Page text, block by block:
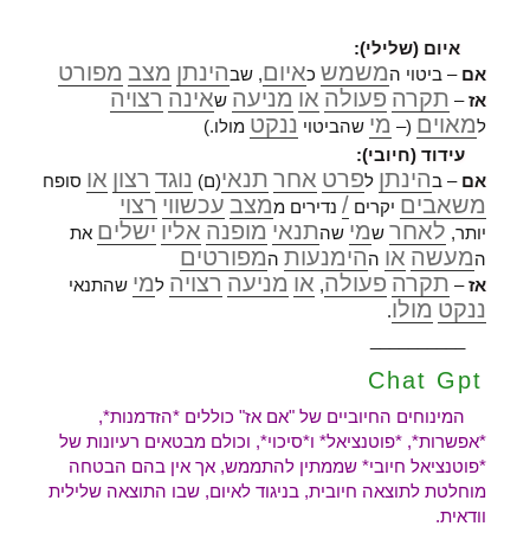
איום (שלילי):
אם – ביטוי המשמש כאיום, שבהינתן מצב מפורט
אז– תקרה פעולה או מניעה שאינה רצויה
למאוים (– מי שהביטוי ננקט מולו.)
עידוד (חיובי):
אם – בהינתן לפרט אחר תנאי(ם) נוגד רצון או סופח
משאבים יקרים / נדירים ממצב עכשווי רצוי
יותר, לאחר שמי שהתנאי מופנה אליו ישלים את
המעשה או ההימנעות המפורטים
אז– תקרה פעולה, או מניעה רצויה למי שהתנאי
ננקט מולו.
Chat Gpt
המינוחים החיוביים של "אם אז" כוללים *הזדמנות*,
*אפשרות*, *פוטנציאל* ו*סיכוי*, וכולם מבטאים רעיונות של
*פוטנציאל חיובי* שממתין להתממש, אך אין בהם הבטחה
מוחלטת לתוצאה חיובית, בניגוד לאיום, שבו התוצאה שלילית
וודאית.